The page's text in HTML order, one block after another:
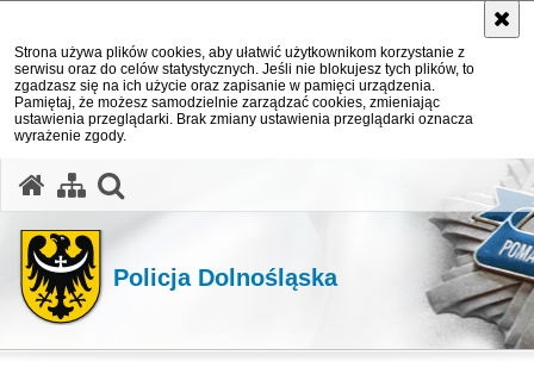
Strona używa plików cookies, aby ułatwić użytkownikom korzystanie z
serwisu oraz do celów statystycznych. Jeśli nie blokujesz tych plików, to
zgadzasz się na ich użycie oraz zapisanie w pamięci urządzenia.
Pamiętaj, że możesz samodzielnie zarządzać cookies, zmieniając
ustawienia przeglądarki. Brak zmiany ustawienia przeglądarki oznacza
wyrażenie zgody.
Policja Dolnośląska